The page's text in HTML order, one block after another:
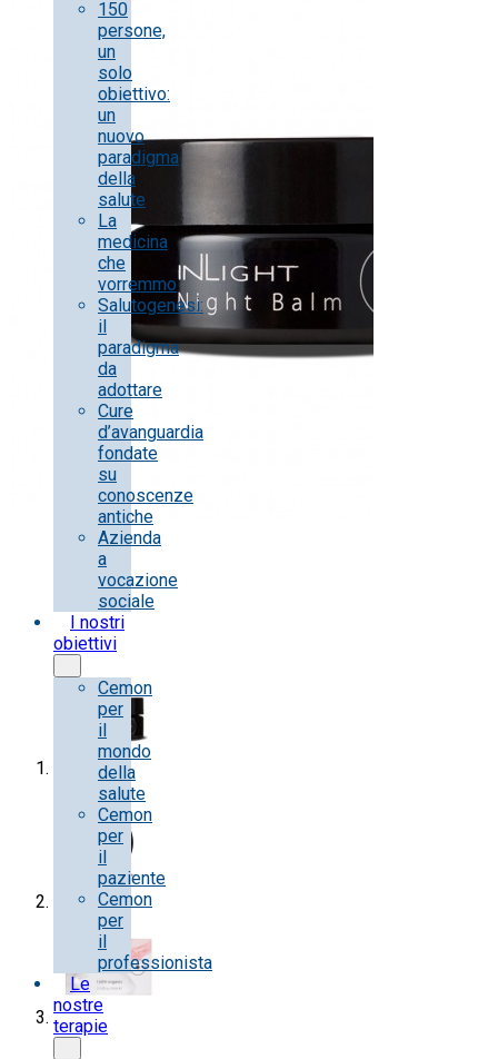
150
persone,
un
solo
obiettivo:
un
nuovo
paradigma
della
salute
La
medicina
che
vorremmo
Salutogenesi:
il
paradigma
da
adottare
Cure
d’avanguardia
fondate
su
conoscenze
antiche
Azienda
a
vocazione
sociale
I nostri
obiettivi
Cemon
per
il
mondo
della
salute
Cemon
per
il
paziente
Cemon
per
il
professionista
Le
nostre
terapie